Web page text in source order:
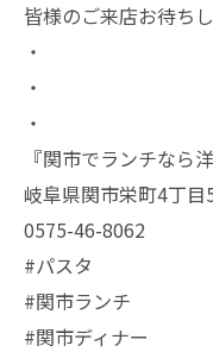
皆様のご来店お待ち
・
・
・
『関市でランチなら
岐阜県関市栄町4丁目
0575-46-8062
#パスタ
#関市ランチ
#関市ディナー